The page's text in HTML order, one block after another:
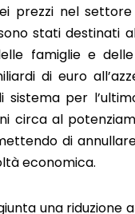
prezzi nel
stati destinati
famiglie e
di euro
sistema per
circa al
di
economica.
una riduzione